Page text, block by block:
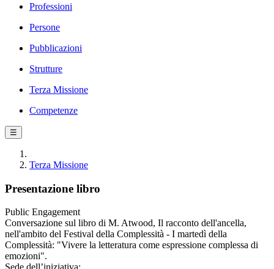
Professioni
Persone
Pubblicazioni
Strutture
Terza Missione
Competenze
☰
Terza Missione
Presentazione libro
Public Engagement
Conversazione sul libro di M. Atwood, Il racconto dell'ancella,
nell'ambito del Festival della Complessità - I martedì della
Complessità: "Vivere la letteratura come espressione complessa di
emozioni".